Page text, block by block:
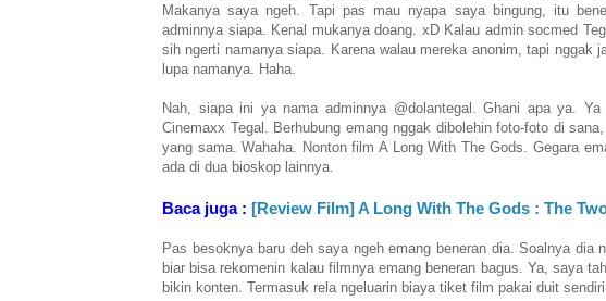
Makanya saya ngeh. Tapi pas mau nyapa saya bingung, itu
adminnya siapa. Kenal mukanya doang. xD Kalau admin socmed
sih ngerti namanya siapa. Karena walau mereka anonim, tapi nggak
lupa namanya. Haha.
Nah, siapa ini ya nama adminnya @dolantegal. Ghani apa ya.
Cinemaxx Tegal. Berhubung emang nggak dibolehin foto-foto di
yang sama. Wahaha. Nonton film A Long With The Gods. Gegara
ada di dua bioskop lainnya.
Baca juga : [Review Film] A Long With The Gods : The
Pas besoknya baru deh saya ngeh emang beneran dia. Soalnya
biar bisa rekomenin kalau filmnya emang beneran bagus. Ya, saya
bikin konten. Termasuk rela ngeluarin biaya tiket film pakai duit